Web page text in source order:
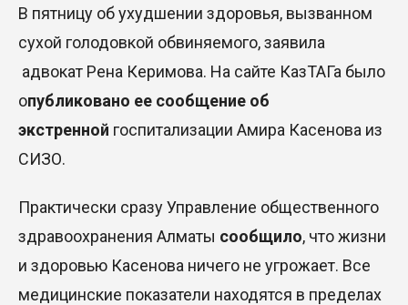
В пятницу об ухудшении здоровья, вызванном
сухой голодовкой обвиняемого, заявила
адвокат Рена Керимова. На сайте КазТАГа было
опубликовано ее сообщение об
экстренной госпитализации Амира Касенова из
СИЗО.
Практически сразу Управление общественного
здравоохранения Алматы сообщило, что жизни
и здоровью Касенова ничего не угрожает. Все
медицинские показатели находятся в пределах